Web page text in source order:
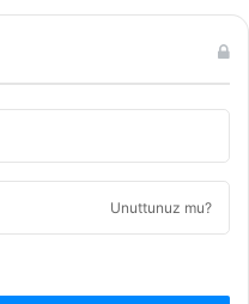
Unuttunuz mu?